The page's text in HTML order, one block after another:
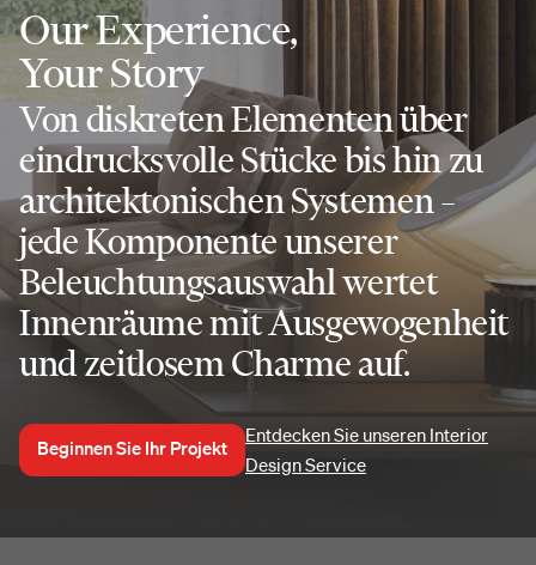
Our Experience,
Your Story
Von diskreten Elementen über
eindrucksvolle Stücke bis hin zu
architektonischen Systemen –
jede Komponente unserer
Beleuchtungsauswahl wertet
Innenräume mit Ausgewogenheit
und zeitlosem Charme auf.
Beginnen Sie Ihr Projekt
Entdecken Sie unseren Interior
Design Service